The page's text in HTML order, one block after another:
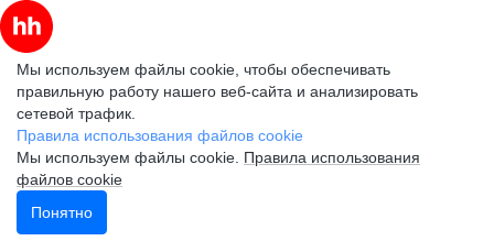
Мы используем файлы cookie, чтобы обеспечивать
правильную работу нашего веб-сайта и анализировать
сетевой трафик.
Правила использования файлов cookie
Мы используем файлы cookie. Правила использования
файлов cookie
Понятно